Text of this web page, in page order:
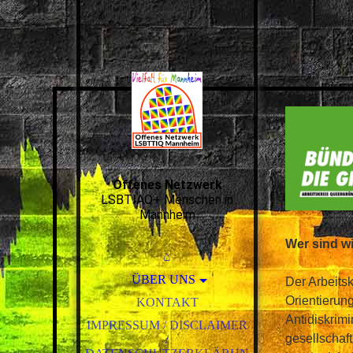
Offenes Netzwerk
LSBTIAQ+ Menschen in
Mannheim
⌂
ÜBER UNS
AG DIE LINKE.QUEER
MANNHEIM/RHEIN-
NECKAR
KONTAKT
IMPRESSUM / DISCLAIMER
/
Wer sind
Der